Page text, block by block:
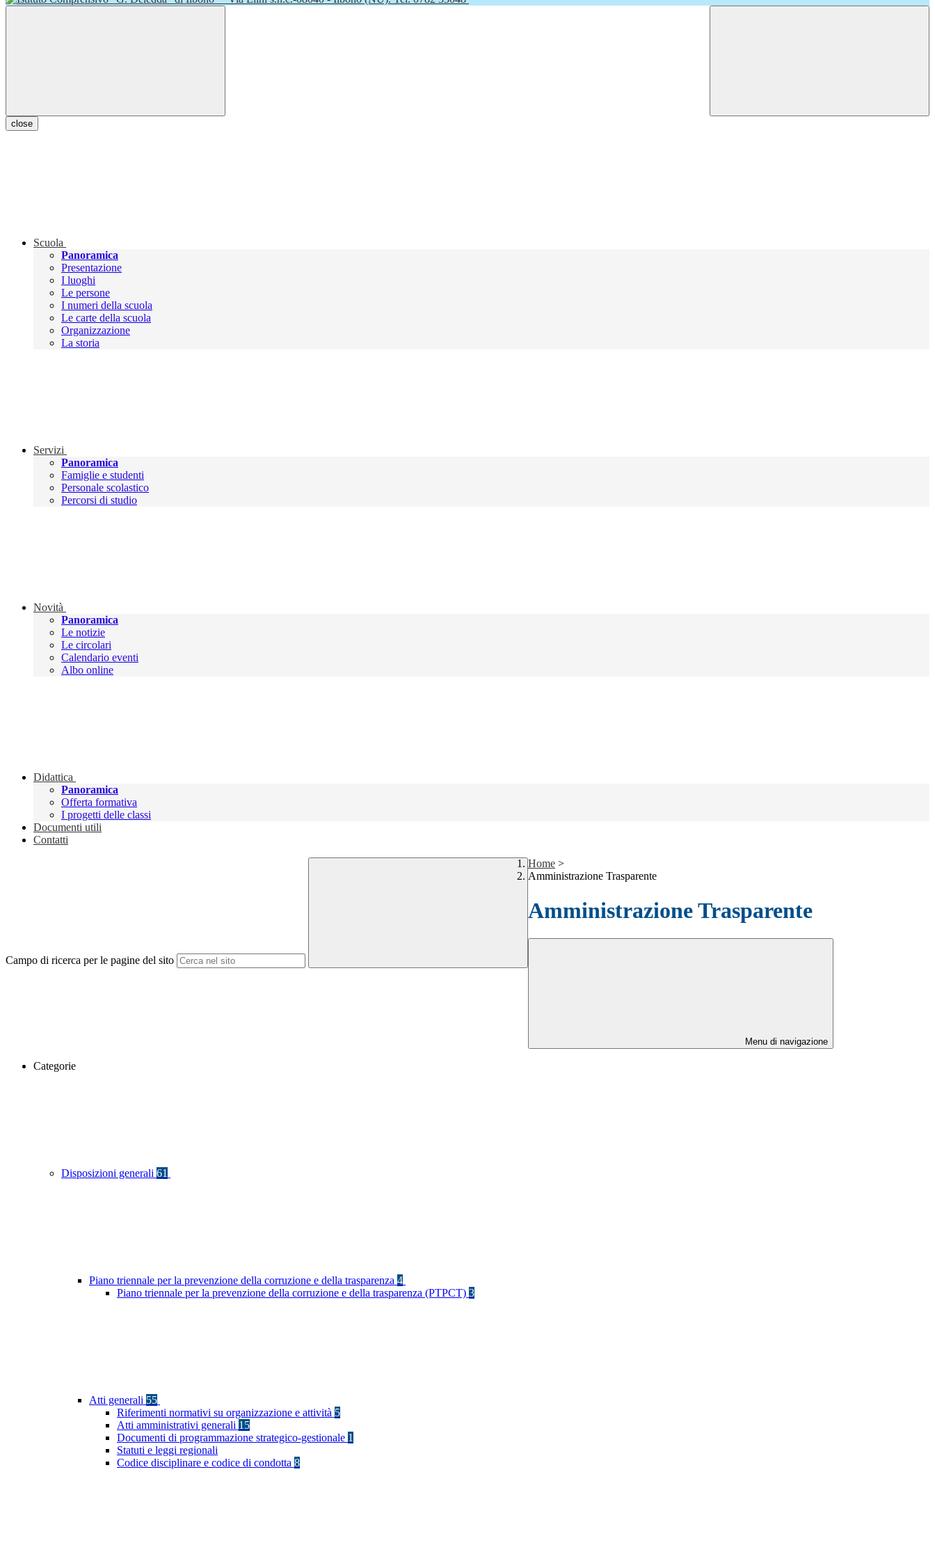
close
Scuola
Panoramica
Presentazione
I luoghi
Le persone
I numeri della scuola
Le carte della scuola
Organizzazione
La storia
Servizi
Panoramica
Famiglie e studenti
Personale scolastico
Percorsi di studio
Novità
Panoramica
Le notizie
Le circolari
Calendario eventi
Albo online
Didattica
Panoramica
Offerta formativa
I progetti delle classi
Documenti utili
Contatti
Campo di ricerca per le pagine del sito
Home >
Amministrazione Trasparente
Amministrazione Trasparente
Menu di navigazione
Categorie
Disposizioni generali 61
Piano triennale per la prevenzione della corruzione e della trasparenza 4
Piano triennale per la prevenzione della corruzione e della trasparenza (PTPCT) 3
Atti generali 55
Riferimenti normativi su organizzazione e attività 5
Atti amministrativi generali 15
Documenti di programmazione strategico-gestionale 1
Statuti e leggi regionali
Codice disciplinare e codice di condotta 8